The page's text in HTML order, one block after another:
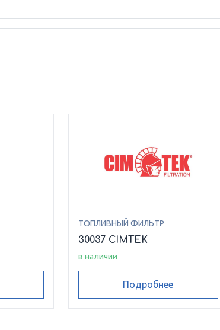
ТОПЛИВНЫЙ ФИЛЬТР
30037 CIMTEK
в наличии
Подробнее